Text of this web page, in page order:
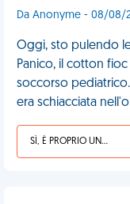
Da Anonyme - 08/08/
Oggi, sto pulendo
Panico, il cotton
soccorso
era schiacciata
SÌ, È PROPRIO UNA VDM!